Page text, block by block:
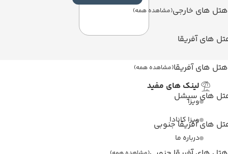
هتل های خارجی(مشاهده همه)
های آفریقا
هتل های آفریقا(مشاهده همه)
های سیشل
های آفریقا جنوبی
لینک های مفید
ویزا
ویزا کانادا
درباره ما